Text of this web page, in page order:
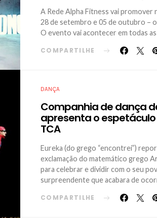
A Rede Alpha Fitness vai promover
28 de setembro e 05 de outubro – o
O evento vai acontecer em todas
COMPARTILHE
DANÇA
Companhia de dança
apresenta o espetáculo
TCA
Eureka (do grego “encontrei”)
exclamação do matemático grego
para celebrar e dividir com o seu
surpreendente que acabara de
COMPARTILHE